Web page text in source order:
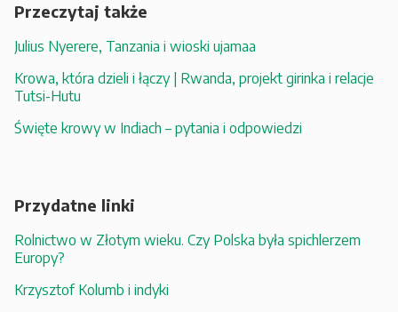
Przeczytaj także
Julius Nyerere, Tanzania i wioski ujamaa
Krowa, która dzieli i łączy | Rwanda, projekt girinka i relacje
Tutsi-Hutu
Święte krowy w Indiach – pytania i odpowiedzi
Przydatne linki
Rolnictwo w Złotym wieku. Czy Polska była spichlerzem
Europy?
Krzysztof Kolumb i indyki